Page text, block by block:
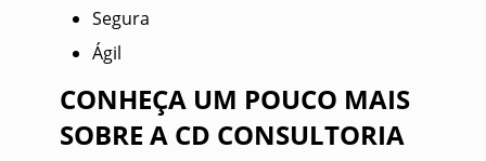
Segura
Ágil
CONHEÇA UM POUCO MAIS
SOBRE A CD CONSULTORIA